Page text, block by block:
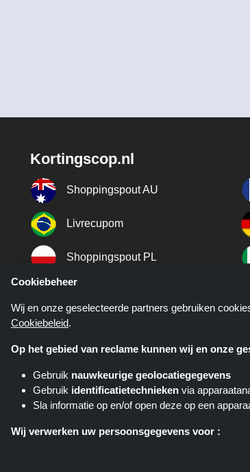
Kortingscop.nl
Shoppingspout AU
Livrecupom
Shoppingspout PL
Shoppingspout SE
Kortingscop.nl is
Cookiebeheer
Wij en onze geselecteerde partners gebruiken
Cookiebeleid.
Op het gebied van reclame kunnen wij en onze
Gebruik nauwkeurige geolocatiegegevens
Gebruik identificatietechnieken via
Sla informatie op en/of open deze op een
Wij verwerken uw persoonsgegevens voor :